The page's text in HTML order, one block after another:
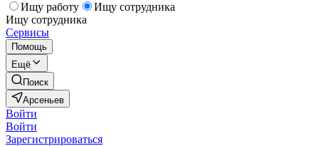
Ищу работу
Ищу сотрудника
Ищу сотрудника
Сервисы
Помощь
Ещё
Поиск
Арсеньев
Войти
Войти
Зарегистрироваться